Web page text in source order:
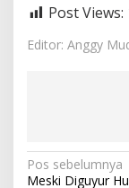
Post Views:
Editor: Anggy
N
Pos sebelumnya
Meski Diguyur